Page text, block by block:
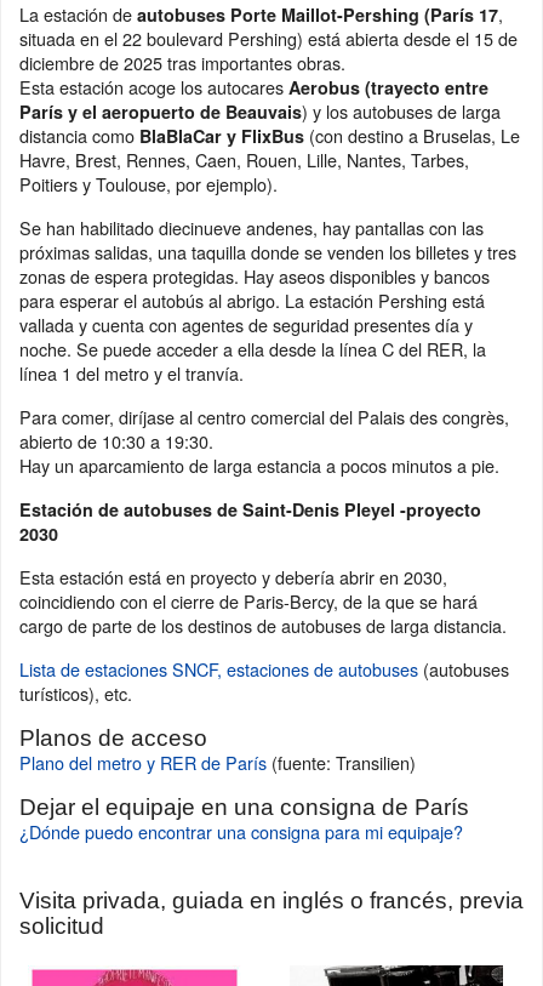
La estación de autobuses Porte Maillot-Pershing (París 17,
situada en el 22 boulevard Pershing) está abierta desde el 15 de
diciembre de 2025 tras importantes obras.
Esta estación acoge los autocares Aerobus (trayecto entre
París y el aeropuerto de Beauvais) y los autobuses de larga
distancia como BlaBlaCar y FlixBus (con destino a Bruselas, Le
Havre, Brest, Rennes, Caen, Rouen, Lille, Nantes, Tarbes,
Poitiers y Toulouse, por ejemplo).
Se han habilitado diecinueve andenes, hay pantallas con las
próximas salidas, una taquilla donde se venden los billetes y tres
zonas de espera protegidas. Hay aseos disponibles y bancos
para esperar el autobús al abrigo. La estación Pershing está
vallada y cuenta con agentes de seguridad presentes día y
noche. Se puede acceder a ella desde la línea C del RER, la
línea 1 del metro y el tranvía.
Para comer, diríjase al centro comercial del Palais des congrès,
abierto de 10:30 a 19:30.
Hay un aparcamiento de larga estancia a pocos minutos a pie.
Estación de autobuses de Saint-Denis Pleyel -proyecto
2030
Esta estación está en proyecto y debería abrir en 2030,
coincidiendo con el cierre de Paris-Bercy, de la que se hará
cargo de parte de los destinos de autobuses de larga distancia.
Lista de estaciones SNCF, estaciones de autobuses (autobuses
turísticos), etc.
Planos de acceso
Plano del metro y RER de París (fuente: Transilien)
Dejar el equipaje en una consigna de París
¿Dónde puedo encontrar una consigna para mi equipaje?
Visita privada, guiada en inglés o francés, previa
solicitud